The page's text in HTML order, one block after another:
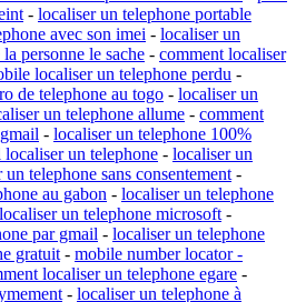
- localiser un telephone portable
avec son imei - localiser un
personne le sache - comment localiser
localiser un telephone perdu -
de telephone au togo - localiser un
un telephone allume - comment
- localiser un telephone 100%
un telephone - localiser un
un telephone sans consentement -
au gabon - localiser un telephone
localiser un telephone microsoft -
par gmail - localiser un telephone
gratuit - mobile number locator -
localiser un telephone egare -
- localiser un telephone à